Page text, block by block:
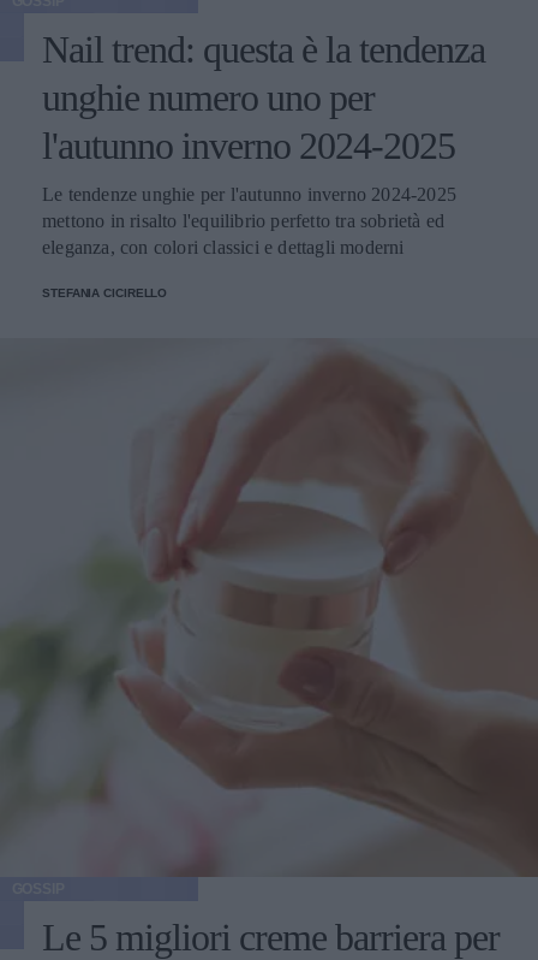
Nail trend: questa è la tendenza
unghie numero uno per
l'autunno inverno 2024-2025
Le tendenze unghie per l'autunno inverno 2024-2025
mettono in risalto l'equilibrio perfetto tra sobrietà ed
eleganza, con colori classici e dettagli moderni
STEFANIA CICIRELLO
Le 5 migliori creme barriera per